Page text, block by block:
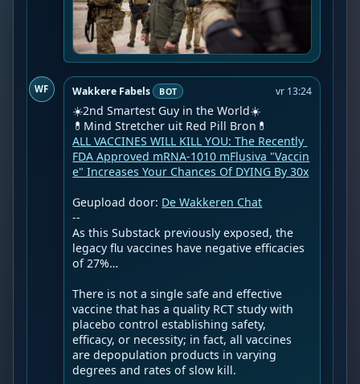
WF Wakkere Fabels BOT vr 13:24
☀️2nd Smartest Guy in the World☀️
ALL VACCINES WILL KILL YOU: The Recently
FDA Approved mRNA-1010 mFlusiva "Vaccin
e" Increases Your Chances Of DYING By 30x
Geupload door: De Wakkeren Chat
--
As this Substack previously exposed, the
legacy flu vaccines have negative efficacies
of 27%…
There is not a single safe and effective
vaccine that has a quality RCT study with
placebo control establishing safety,
efficacy, or necessity; in fact, all vaccines
are depopulation products in varying
degrees and rates of slow kill.